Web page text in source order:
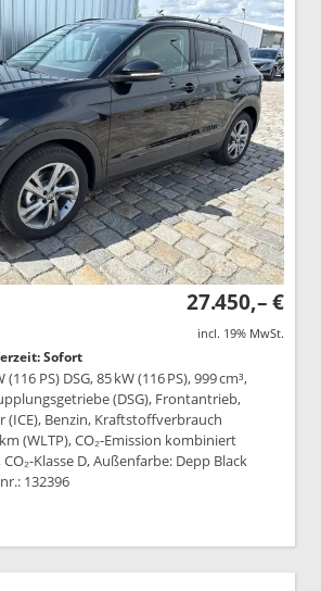
27.450,– €
incl. 19% MwSt.
Sofort
PS) DSG, 85 kW (116 PS), 999 cm³,
(DSG), Frontantrieb,
Benzin, Kraftstoffverbrauch
(WLTP), CO₂-Emission kombiniert
Klasse D, Außenfarbe: Depp Black
132396
Fahrzeugexposé drucken